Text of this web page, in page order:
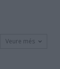
Veure més